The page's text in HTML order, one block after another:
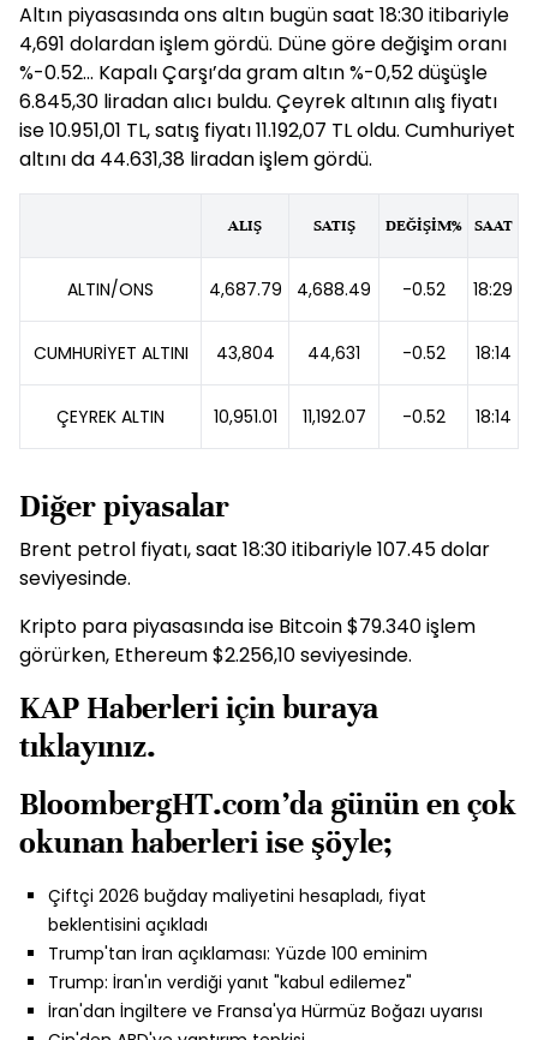
Altın piyasasında ons altın bugün saat 18:30 itibariyle
4,691 dolardan işlem gördü. Düne göre değişim oranı
%-0.52... Kapalı Çarşı’da gram altın %-0,52 düşüşle
6.845,30 liradan alıcı buldu. Çeyrek altının alış fiyatı
ise 10.951,01 TL, satış fiyatı 11.192,07 TL oldu. Cumhuriyet
altını da 44.631,38 liradan işlem gördü.
ALIŞ SATIŞ DEĞİŞİM% SAAT
ALTIN/ONS 4,687.79 4,688.49 -0.52 18:29
CUMHURİYET ALTINI 43,804 44,631 -0.52 18:14
ÇEYREK ALTIN 10,951.01 11,192.07 -0.52 18:14
Diğer piyasalar
Brent petrol fiyatı, saat 18:30 itibariyle 107.45 dolar
seviyesinde.
Kripto para piyasasında ise Bitcoin $79.340 işlem
görürken, Ethereum $2.256,10 seviyesinde.
KAP Haberleri içinburaya
tıklayınız.
BloombergHT.com’da günün en çok
okunan haberleri ise şöyle;
Çiftçi 2026 buğday maliyetini hesapladı, fiyat
beklentisini açıkladı
Trump'tan İran açıklaması: Yüzde 100 eminim
Trump: İran'ın verdiği yanıt "kabul edilemez"
İran'dan İngiltere ve Fransa'ya Hürmüz Boğazı uyarısı